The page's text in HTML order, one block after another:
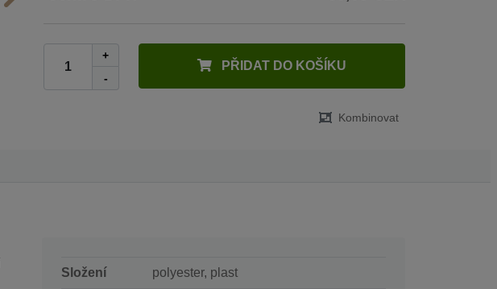
+
-
PŘIDAT DO KOŠÍKU
Kombinovat
Složení polyester, plast